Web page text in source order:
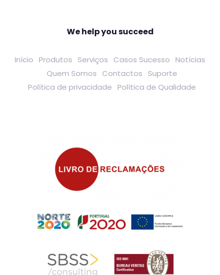
We help you succeed
Início Produtos Serviços Casos Sucesso Notícias
Quem Somos
Contactos
Suporte
Política de privacidade Política de Qualidade